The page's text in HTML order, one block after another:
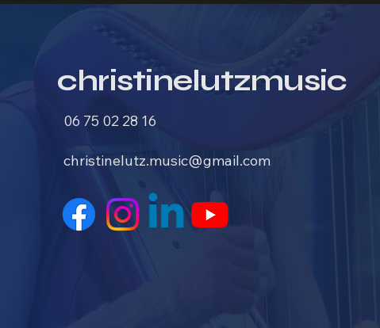
christinelutzmusic
06 75 02 28 16
christinelutz.music@gmail.com